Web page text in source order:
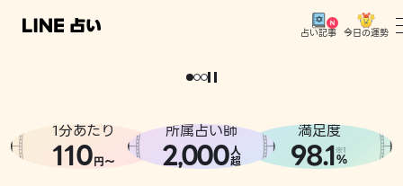
占い記事 今日の運勢
相談事例
どうせなら
。
1分あたり
110円〜
所属占い師
2,000人
超
満足度
98.1※1
%